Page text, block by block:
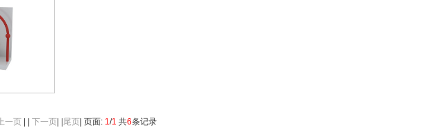
上一页| | 下一页| | 尾页| 页面: 1/1 共6条记录